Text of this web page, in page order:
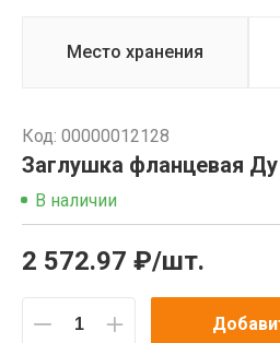
Место хранения
Код: 00000012128
Заглушка фланцевая Ду
В наличии
2 572.97 ₽/шт.